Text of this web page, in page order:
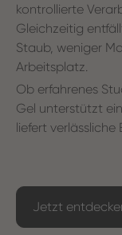
kontrollierte
Gleichzeitig
Staub, weniger
Arbeitsplatz.
Ob erfahrenes
Gel unterstützt
liefert verlässliche
Jetzt